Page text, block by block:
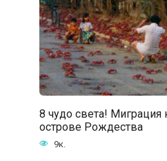
8 чудо света! Миграция
острове Рождества
9к.